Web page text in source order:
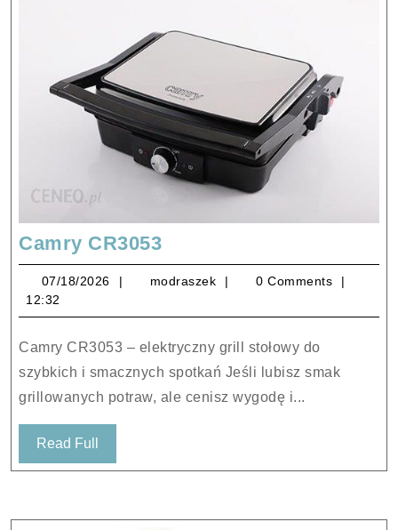
Camry CR3053Camry
CR3053
07/18/2026 07/18/2026
modraszek modraszek
0 Comments
12:32
Camry CR3053 – elektryczny grill stołowy do
szybkich i smacznych spotkań Jeśli lubisz smak
grillowanych potraw, ale cenisz wygodę i...
Read Full
Full